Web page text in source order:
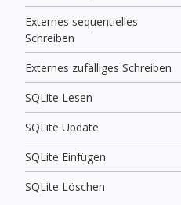
Externes sequentielles
Schreiben
Externes zufälliges Schreiben
SQLite Lesen
SQLite Update
SQLite Einfügen
SQLite Löschen